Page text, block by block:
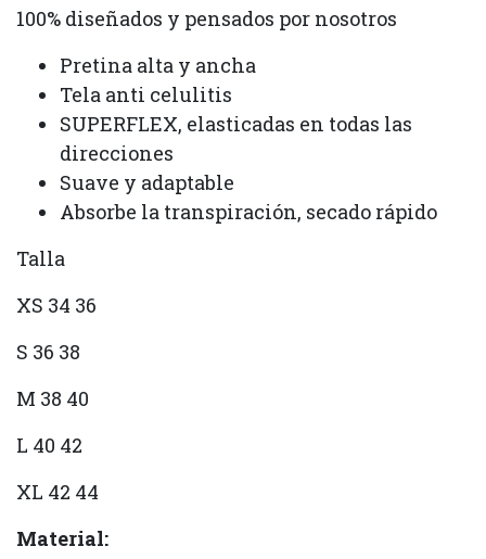
100% diseñados y pensados por nosotros
Pretina alta y ancha
Tela anti celulitis
SUPERFLEX, elasticadas en todas las
direcciones
Suave y adaptable
Absorbe la transpiración, secado rápido
Talla
XS 34 36
S 36 38
M 38 40
L 40 42
XL 42 44
Material: